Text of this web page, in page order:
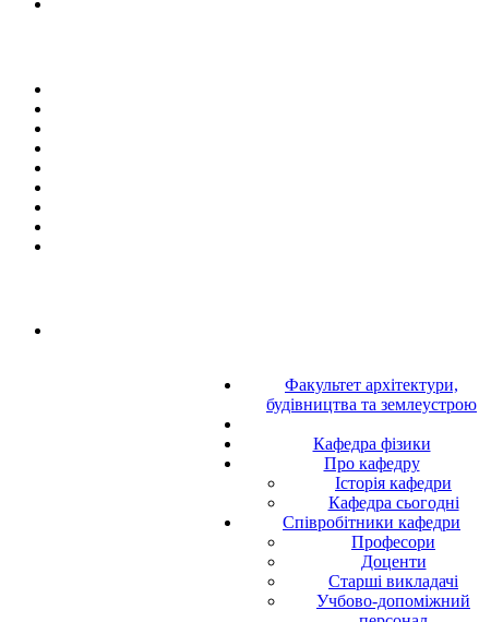
Факультет архітектури,
будівництва та землеустрою
Кафедра фізики
Про кафедру
Історія кафедри
Кафедра сьогодні
Співробітники кафедри
Професори
Доценти
Старші викладачі
Учбово-допоміжний